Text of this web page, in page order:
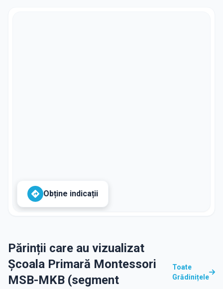
Obține indicații
Părinții care au vizualizat
Școala Primară Montessori
MSB-MKB (segment
Toate
Grădinițele